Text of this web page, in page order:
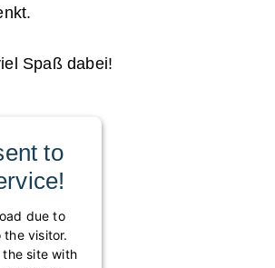
Spaß dabei!
to
due to
visitor.
site with